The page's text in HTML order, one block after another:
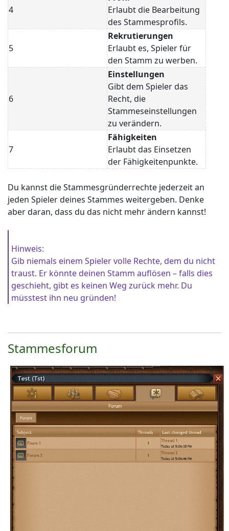
4
Erlaubt die Bearbeitung
des Stammesprofils.
5
Rekrutierungen
Erlaubt es, Spieler für
den Stamm zu werben.
6
Einstellungen
Gibt dem Spieler das
Recht, die
Stammeseinstellungen
zu verändern.
7
Fähigkeiten
Erlaubt das Einsetzen
der Fähigkeitenpunkte.
Du kannst die Stammesgründerrechte jederzeit an
jeden Spieler deines Stammes weitergeben. Denke
aber daran, dass du das nicht mehr ändern kannst!
Hinweis:
Gib niemals einem Spieler volle Rechte, dem du nicht
traust. Er könnte deinen Stamm auflösen – falls dies
geschieht, gibt es keinen Weg zurück mehr. Du
müsstest ihn neu gründen!
Stammesforum